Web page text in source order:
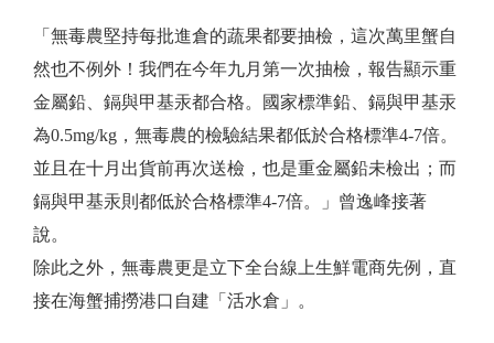
「無毒農堅持每批進倉的蔬果都要抽檢，這次萬里蟹自
然也不例外！我們在今年九月第一次抽檢，報告顯示重
金屬鉛、鎘與甲基汞都合格。國家標準鉛、鎘與甲基汞
為0.5mg/kg，無毒農的檢驗結果都低於合格標準4-7倍。
並且在十月出貨前再次送檢，也是重金屬鉛未檢出；而
鎘與甲基汞則都低於合格標準4-7倍。」曾逸峰接著
說。
除此之外，無毒農更是立下全台線上生鮮電商先例，直
接在海蟹捕撈港口自建「活水倉」。